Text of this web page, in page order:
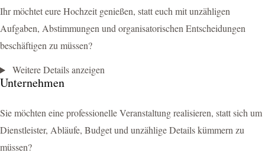
Ihr möchtet eure Hochzeit genießen, statt euch mit unzähligen
Aufgaben, Abstimmungen und organisatorischen Entscheidungen
beschäftigen zu müssen?
Weitere Details anzeigen
Unternehmen
Sie möchten eine professionelle Veranstaltung realisieren, statt sich um
Dienstleister, Abläufe, Budget und unzählige Details kümmern zu
müssen?